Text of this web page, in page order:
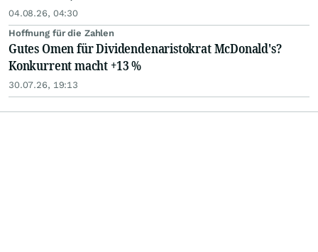
04.08.26, 04:30
Hoffnung für die Zahlen
Gutes Omen für Dividendenaristokrat McDonald's?
Konkurrent macht +13 %
30.07.26, 19:13